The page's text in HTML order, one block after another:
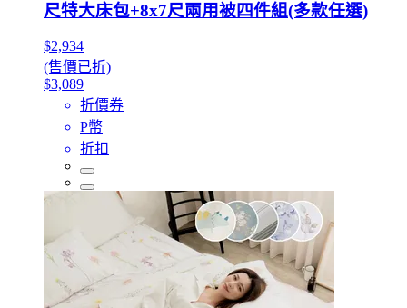
尺特大床包+8x7尺兩用被四件組(多款任選)
$2,934
(售價已折)
$3,089
折價券
P幣
折扣